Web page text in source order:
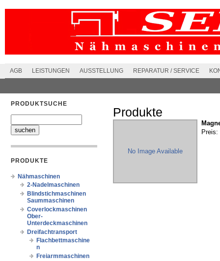
AGB LEISTUNGEN AUSSTELLUNG REPARATUR / SERVICE
PRODUKTSUCHE
PRODUKTE
Nähmaschinen
2-Nadelmaschinen
Blindstichmaschinen
Saummaschinen
Coverlockmaschinen
Ober-
Unterdeckmaschinen
Dreifachtransport
Flachbettmaschine
n
Freiarmmaschinen
Produkte
No Image Available
Preis: